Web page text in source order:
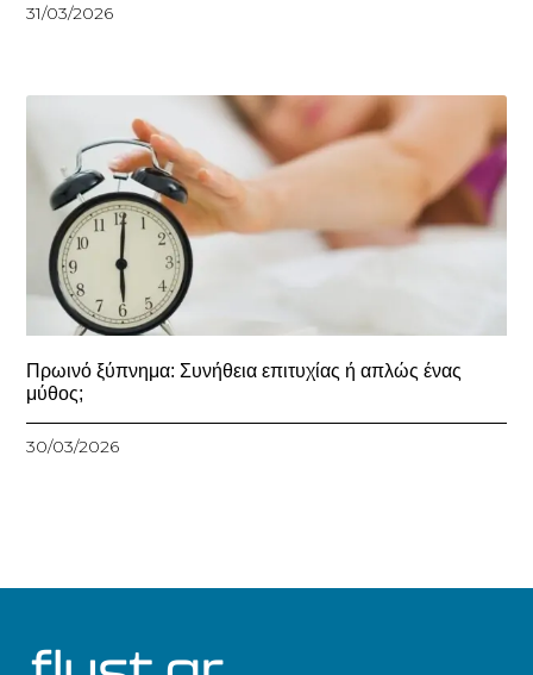
31/03/2026
Πρωινό ξύπνημα: Συνήθεια επιτυχίας ή απλώς ένας
μύθος;
30/03/2026